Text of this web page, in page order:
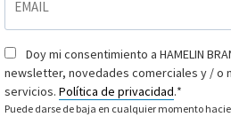
Consentimiento*
Doy mi consentimiento a HAMELIN
newsletter, novedades comerciales y / o
servicios. Política de privacidad.*
Puede darse de baja en cualquier momento